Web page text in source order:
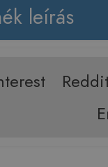
leírás